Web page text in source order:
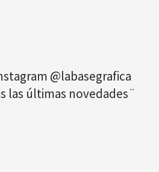
@labasegrafica
las últimas novedades¨